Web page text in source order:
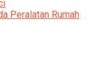
Peralatan Rumah